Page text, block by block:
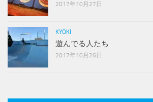
2017年10月27日
KYOKI
遊んでる人たち
2017年10月26日